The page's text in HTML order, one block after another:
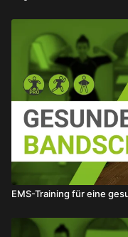
EMS-Training für eine